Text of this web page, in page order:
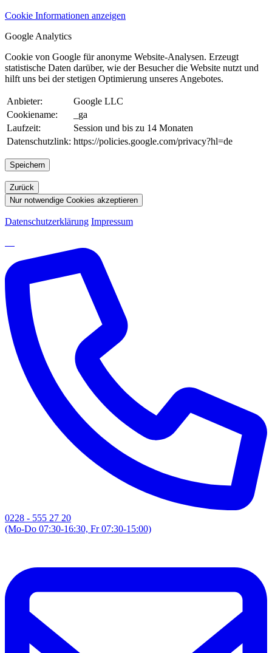
Cookie Informationen anzeigen
Google Analytics
Cookie von Google für anonyme Website-Analysen. Erzeugt
statistische Daten darüber, wie der Besucher die Website nutzt und
hilft uns bei der stetigen Optimierung unseres Angebotes.
Anbieter:
Google LLC
Cookiename:
_ga
Laufzeit:
Session und bis zu 14 Monaten
Datenschutzlink: https://policies.google.com/privacy?hl=de
Speichern
Zurück
Nur notwendige Cookies akzeptieren
Datenschutzerklärung Impressum
0228 - 555 27 20
(Mo-Do 07:30-16:30, Fr 07:30-15:00)